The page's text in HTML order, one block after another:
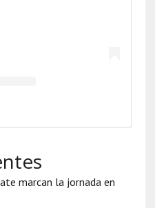
marcan la jornada en